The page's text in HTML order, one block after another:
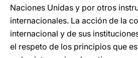
Naciones Unidas y por otros
internacionales. La acción de la
internacional y de sus
el respeto de los principios que